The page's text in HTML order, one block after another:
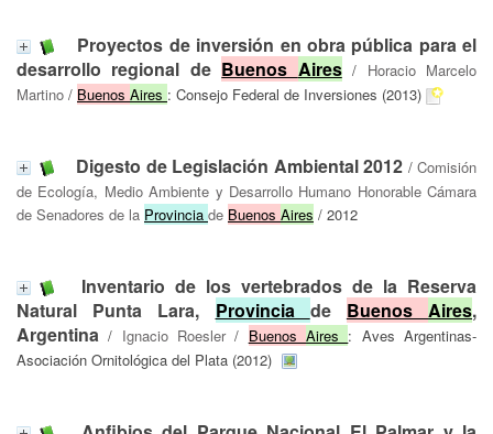
Proyectos de inversión en obra pública para el
desarrollo regional de Buenos Aires/ Horacio Marcelo
Martino / Buenos Aires : Consejo Federal de Inversiones (2013)
Digesto de Legislación Ambiental 2012 /Comisión
de Ecología, Medio Ambiente y Desarrollo Humano Honorable Cámara
de Senadores de la Provincia de Buenos Aires / 2012
Inventario de los vertebrados de la Reserva
Natural Punta Lara, Provincia de BuenosAires,
Argentina / Ignacio Roesler/ BuenosAires : Aves Argentinas-
Asociación Ornitológica del Plata (2012)